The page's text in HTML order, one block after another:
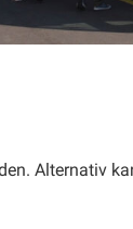
Alternativ